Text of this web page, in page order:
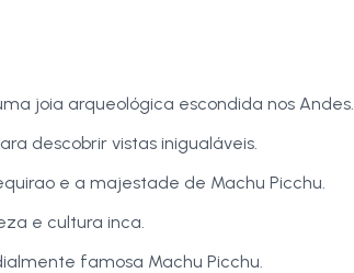
joia arqueológica escondida nos Andes.
descobrir vistas inigualáveis.
e a majestade de Machu Picchu.
e cultura inca.
famosa Machu Picchu.